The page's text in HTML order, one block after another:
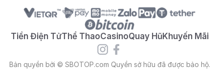
Tiền Điện TửThể ThaoCasinoQuay HũKhuyến Mãi
Bản quyền bởi © SBOTOP.com Quyền sở hữu đã được bảo hộ.